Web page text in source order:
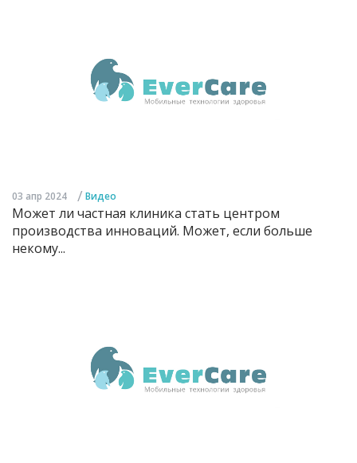
03 апр 2024 / Видео
Может ли частная клиника стать центром
производства инноваций. Может, если больше
некому...